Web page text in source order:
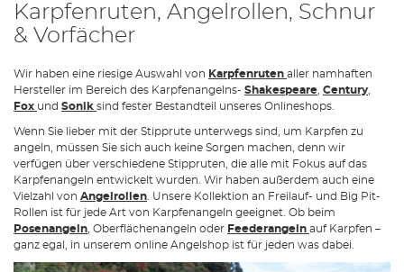
Karpfenruten, Angelrollen, Schnur
& Vorfächer
Wir haben eine riesige Auswahl von Karpfenruten aller namhaften
Hersteller im Bereich des Karpfenangelns- Shakespeare Century
Fox und Sonik sind fester Bestandteil unseres Onlineshops.
Wenn Sie lieber mit der Stipprute unterwegs sind, um Karpfen zu
angeln, müssen Sie sich auch keine Sorgen machen, denn wir
verfügen über verschiedene Stippruten, die alle mit Fokus auf das
Karpfenangeln entwickelt wurden. Wir haben außerdem auch eine
Vielzahl von Angelrollen . Unsere Kollektion an Freilauf- und Big Pit-
Rollen ist für jede Art von Karpfenangeln geeignet. Ob beim
Posenangeln , Oberflächenangeln oder Feederangeln auf Karpfen –
ganz egal, in unserem online Angelshop ist für jeden was dabei.